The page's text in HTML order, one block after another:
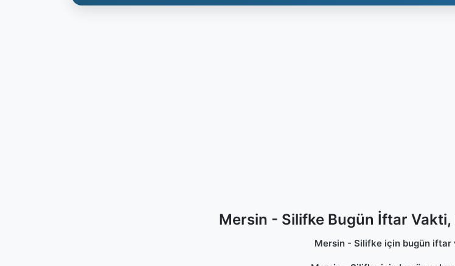
Mersin - Silifke Bugün İftar Vakti,
Mersin - Silifke için bugün iftar